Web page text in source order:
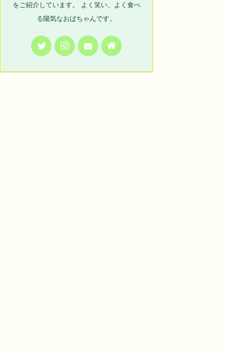
をご紹介しています。 よく笑い、よく食べ
る陽気なおばちゃんです。